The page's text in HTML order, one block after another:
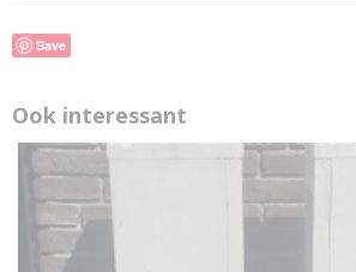
Save
Ook interessant